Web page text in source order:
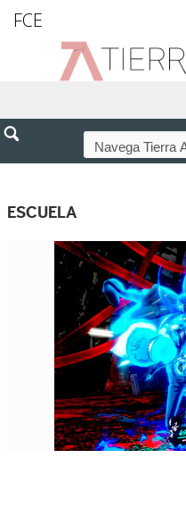
FCE
ESCUELA